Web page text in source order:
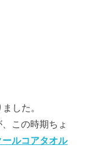
した。
この時期ちょ
ールコアタオル